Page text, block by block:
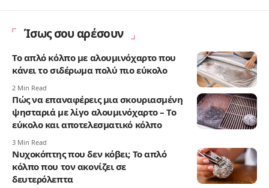
Ίσως σου αρέσουν
Το απλό κόλπο με αλουμινόχαρτο που
κάνει το σιδέρωμα πολύ πιο εύκολο
2 Min Read
Πώς να επαναφέρεις μια σκουριασμένη
ψησταριά με λίγο αλουμινόχαρτο – Το
εύκολο και αποτελεσματικό κόλπο
3 Min Read
Νυχοκόπτης που δεν κόβει; Το απλό
κόλπο που τον ακονίζει σε
δευτερόλεπτα